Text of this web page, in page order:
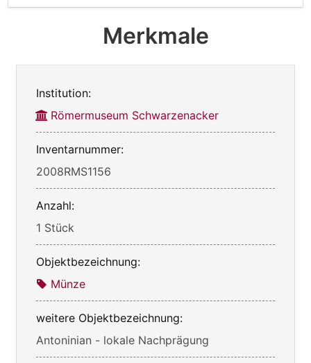
Merkmale
Institution:
Römermuseum Schwarzenacker
Inventarnummer:
2008RMS1156
Anzahl:
1 Stück
Objektbezeichnung:
Münze
weitere Objektbezeichnung:
Antoninian - lokale Nachprägung